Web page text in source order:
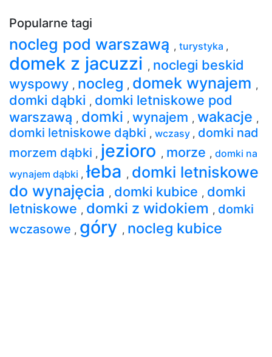
Popularne tagi
nocleg pod warszawą , turystyka ,
domek z jacuzzi , noclegi beskid
wyspowy , nocleg , domek wynajem ,
domki dąbki , domki letniskowe pod
warszawą , domki , wynajem , wakacje ,
domki letniskowe dąbki , wczasy , domki nad
morzem dąbki , jezioro , morze , domki na
wynajem dąbki ,łeba , domki letniskowe
do wynajęcia , domki kubice , domki
letniskowe , domki z widokiem , domki
wczasowe , góry , nocleg kubice